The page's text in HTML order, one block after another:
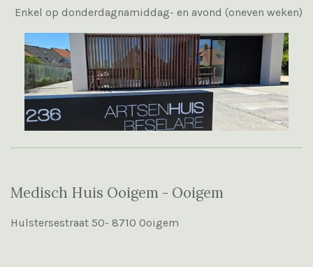
Enkel op donderdagnamiddag- en avond (oneven weken)
Medisch Huis Ooigem - Ooigem
Hulstersestraat 50- 8710 Ooigem